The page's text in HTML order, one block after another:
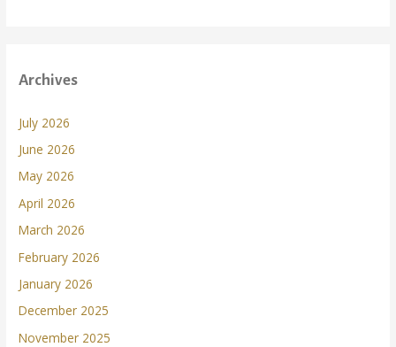
Archives
July 2026
June 2026
May 2026
April 2026
March 2026
February 2026
January 2026
December 2025
November 2025